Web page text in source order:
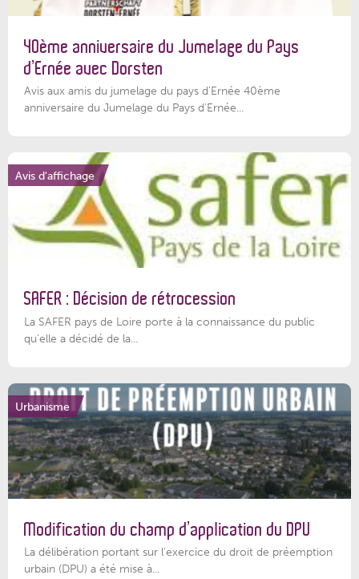
40ème anniversaire du Jumelage du Pays
d’Ernée avec Dorsten
Avis aux amis du jumelage du pays d'Ernée 40ème
anniversaire du Jumelage du Pays d'Ernée...
Avis d'affichage
SAFER : Décision de rétrocession
La SAFER pays de Loire porte à la connaissance du public
qu’elle a décidé de la...
Urbanisme
Modification du champ d’application du DPU
La délibération portant sur l’exercice du droit de préemption
urbain (DPU) a été mise à...